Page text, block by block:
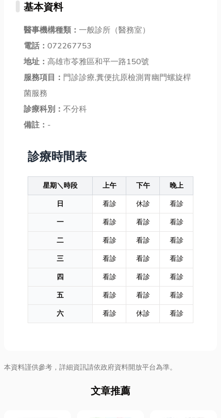
基本資料
醫事機構種類： 一般診所（醫務室）
電話： 072267753
地址： 高雄市苓雅區和平一路150號
服務項目： 門診診療,糞便抗原檢測胃幽門螺旋桿
菌服務
診療科別： 不分科
備註： -
診療時間表
星期＼時段 上午 下午
晚上
日
看診 休診
看診
一
看診 看診
看診
二
看診 看診
看診
三
看診 看診
看診
四
看診 看診
看診
五
看診 看診
看診
六
看診 休診 看診
本資料謹供參考，詳細資訊請依政府資料開放平台為準。
文章推薦